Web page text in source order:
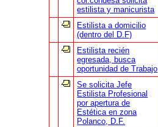
estilista y manicurista
Estilista a domicilio
(dentro del D.F)
Estilista recién
egresada, busca
oportunidad de Trabajo
Se solicita Jefe
Estilista Profesional
por apertura de
Estética en zona
Polanco, D.F.